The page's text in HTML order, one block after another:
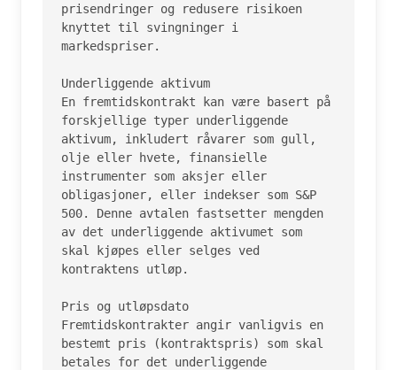
prisendringer og redusere risikoen
knyttet til svingninger i
markedspriser.
Underliggende aktivum
En fremtidskontrakt kan være basert på
forskjellige typer underliggende
aktivum, inkludert råvarer som gull,
olje eller hvete, finansielle
instrumenter som aksjer eller
obligasjoner, eller indekser som S&P
500. Denne avtalen fastsetter mengden
av det underliggende aktivumet som
skal kjøpes eller selges ved
kontraktens utløp.
Pris og utløpsdato
Fremtidskontrakter angir vanligvis en
bestemt pris (kontraktspris) som skal
betales for det underliggende